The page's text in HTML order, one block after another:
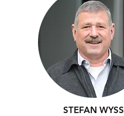
STEFAN WYSS